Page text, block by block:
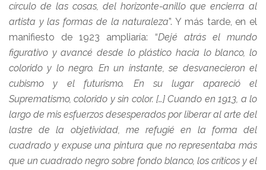
círculo de las cosas, del horizonte-anillo que encierra al
artista y las formas de la naturaleza”. Y más tarde, en el
manifiesto de 1923 ampliaría: “Dejé atrás el mundo
figurativo y avancé desde lo plástico hacia lo blanco, lo
colorido y lo negro. En un instante, se desvanecieron el
cubismo y el futurismo. En su lugar apareció el
Suprematismo, colorido y sin color. […] Cuando en 1913, a lo
largo de mis esfuerzos desesperados por liberar al arte del
lastre de la objetividad, me refugié en la forma del
cuadrado y expuse una pintura que no representaba más
que un cuadrado negro sobre fondo blanco, los críticos y el